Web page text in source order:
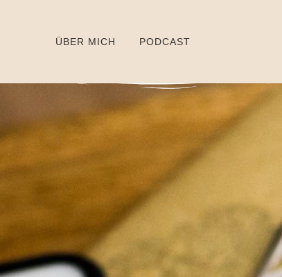
ÜBER MICH PODCAST